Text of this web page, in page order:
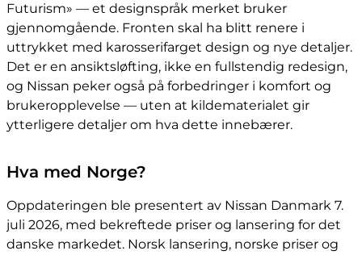
Futurism» — et designspråk merket bruker
gjennomgående. Fronten skal ha blitt renere i
uttrykket med karosserifarget design og nye detaljer.
Det er en ansiktsløfting, ikke en fullstendig redesign,
og Nissan peker også på forbedringer i komfort og
brukeropplevelse — uten at kildematerialet gir
ytterligere detaljer om hva dette innebærer.
Hva med Norge?
Oppdateringen ble presentert av Nissan Danmark 7.
juli 2026, med bekreftede priser og lansering for det
danske markedet. Norsk lansering, norske priser og